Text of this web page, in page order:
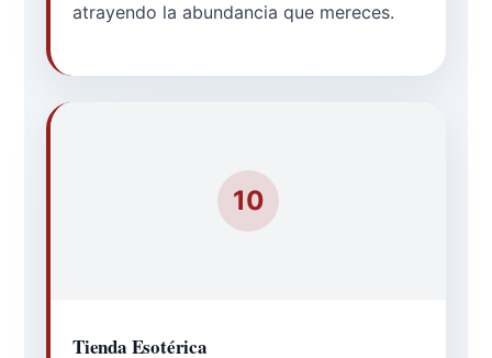
atrayendo la abundancia que mereces.
10
Tienda Esotérica